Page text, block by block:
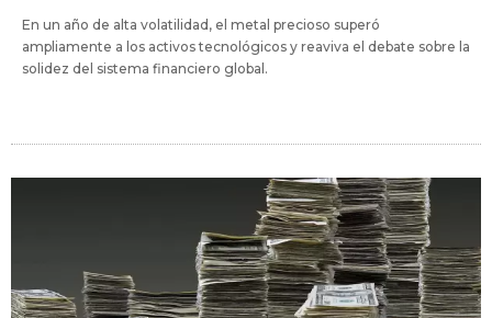
En un año de alta volatilidad, el metal precioso superó
ampliamente a los activos tecnológicos y reaviva el debate sobre la
solidez del sistema financiero global.